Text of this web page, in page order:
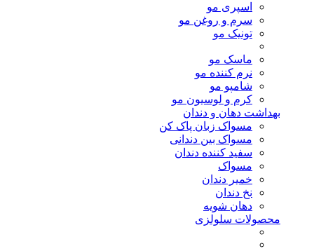
اسپری مو
سرم و روغن مو
تونیک مو
ماسک مو
نرم کننده مو
شامپو مو
کرم و لوسیون مو
بهداشت دهان و دندان
مسواک زبان پاک کن
مسواک بین دندانی
سفید کننده دندان
مسواک
خمیر دندان
نخ دندان
دهان شویه
محصولات سلولزی